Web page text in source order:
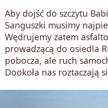
Aby dojść do szczytu
Sanguszki musimy
Wędrujemy zatem
prowadzącą do osiedla
pobocza, ale ruch
Dookoła nas roztaczają